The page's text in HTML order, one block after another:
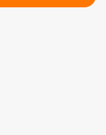
Patrice Lumumba